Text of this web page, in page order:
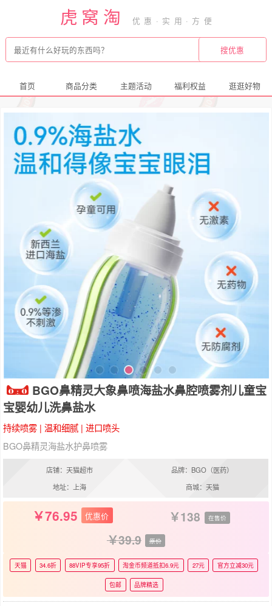
虎窝淘
首页 商品分类 主题活动 福利权益 逛逛好物
BGO鼻精灵大象鼻喷海盐水鼻腔喷雾剂儿童宝
宝婴幼儿洗鼻盐水
持续喷雾 | 温和细腻 | 进口喷头
BGO鼻精灵海盐水护鼻喷雾
店铺：天猫超市
品牌：BGO（医药）
地址：上海
商城：天猫
76.95 优惠价 138 在售价
39.9 原价
天猫 34.6折 88VIP专享95折 淘金币频道抵扣6.9元 27元 官方立减30元
包邮 品牌精选